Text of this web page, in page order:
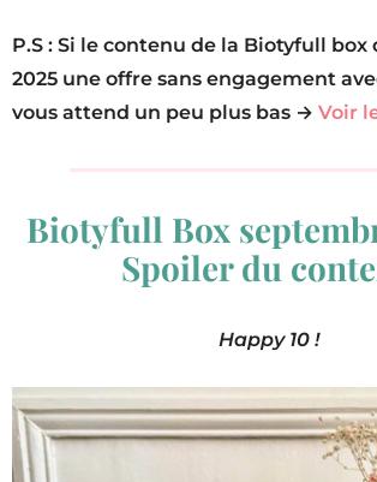
P.S : Si le contenu de la Biotyfull
2025 une offre sans engagement
vous attend un peu plus bas → Voir
Biotyfull Box
Spoiler du
Happy 10 !